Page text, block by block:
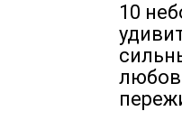
10